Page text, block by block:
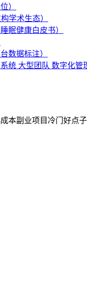
）
学术生态）
眠健康白皮书）
数据标注）
统 大型团队 数字化管
本副业项目冷门好点